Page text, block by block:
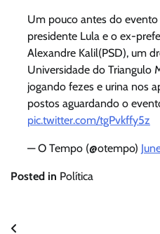
Um pouco antes do
presidente Lula e o ex-
Alexandre Kalil(PSD), um
Universidade do Triangulo
jogando fezes e urina nos
postos aguardando o
pic.twitter.com/tgPvkffy5z
— O Tempo (@otempo)
Posted in Política